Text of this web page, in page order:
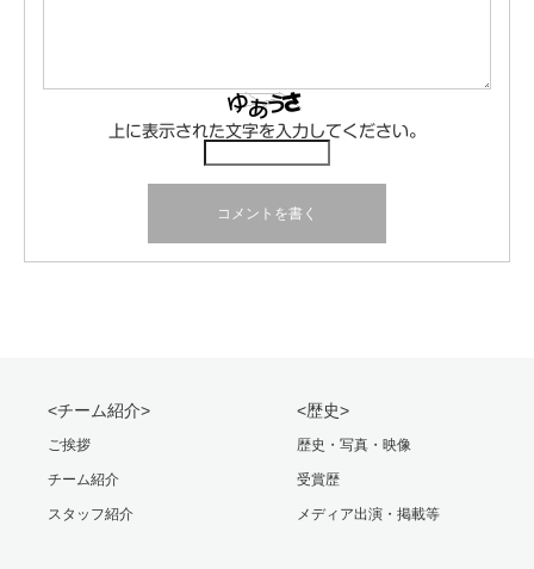
上に表示された文字を入力してください。
<チーム紹介>
ご挨拶
チーム紹介
スタッフ紹介
<歴史>
歴史・写真・映像
受賞歴
メディア出演・掲載等